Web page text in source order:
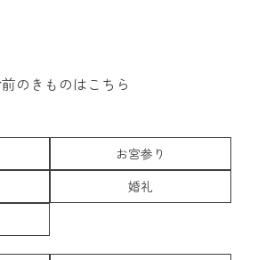
のきものはこちら
お宮参り
婚礼